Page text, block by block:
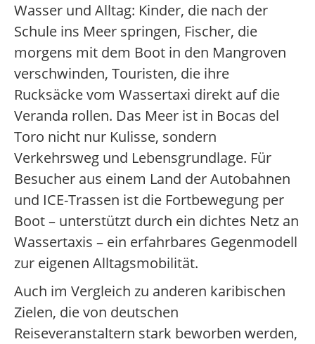
Wasser und Alltag: Kinder, die nach der
Schule ins Meer springen, Fischer, die
morgens mit dem Boot in den Mangroven
verschwinden, Touristen, die ihre
Rucksäcke vom Wassertaxi direkt auf die
Veranda rollen. Das Meer ist in Bocas del
Toro nicht nur Kulisse, sondern
Verkehrsweg und Lebensgrundlage. Für
Besucher aus einem Land der Autobahnen
und ICE-Trassen ist die Fortbewegung per
Boot – unterstützt durch ein dichtes Netz an
Wassertaxis – ein erfahrbares Gegenmodell
zur eigenen Alltagsmobilität.
Auch im Vergleich zu anderen karibischen
Zielen, die von deutschen
Reiseveranstaltern stark beworben werden,